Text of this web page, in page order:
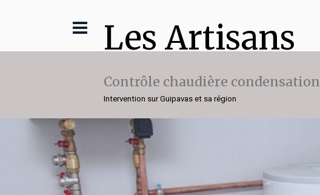
Les Artisans
Contrôle chaudière condensation
Intervention sur Guipavas et sa région